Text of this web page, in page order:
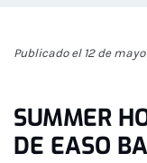
Publicado el 12 de
SUMMER
DE EASO